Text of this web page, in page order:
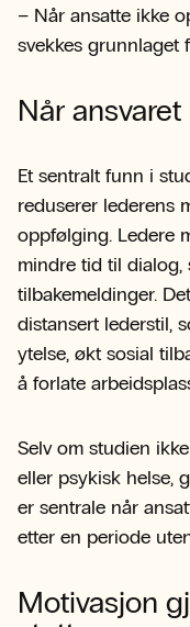
– Når ansatte ikke
svekkes grunnlaget
Når
Et sentralt funn i
reduserer lederens
oppfølging. Ledere
mindre tid til
tilbakemeldinger.
distansert lederstil,
ytelse, økt sosial
å forlate
Selv om studien
eller psykisk helse,
er sentrale når
etter en periode
Motivasjon